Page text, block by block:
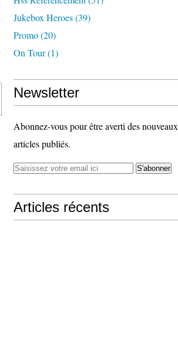
Jukebox Heroes(39)
Promo(20)
On Tour(1)
Newsletter
Abonnez-vous pour être averti des nouveaux
articles publiés.
Articles récents